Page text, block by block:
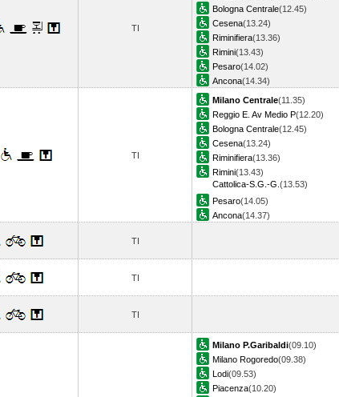
TI
Bologna Centrale(12.45)
Cesena(13.24)
Riminifiera(13.36)
Rimini(13.43)
Pesaro(14.02)
Ancona(14.34)
TI
Milano Centrale(11.35)
Reggio E. Av Medio P(12.20)
Bologna Centrale(12.45)
Cesena(13.24)
Riminifiera(13.36)
Rimini(13.43)
Cattolica-S.G.-G. (13.53)
Pesaro(14.05)
Ancona(14.37)
TI
TI
TI
Milano P.Garibaldi(09.10)
Milano Rogoredo(09.38)
Lodi(09.53)
Piacenza(10.20)